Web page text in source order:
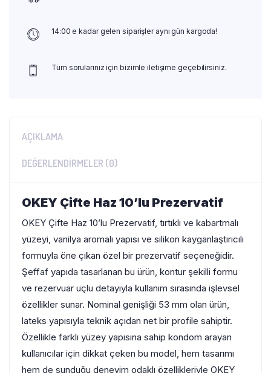
14:00 e kadar gelen siparişler aynı gün kargoda!
Tüm sorularınız için bizimle iletişime geçebilirsiniz.
AÇIKLAMA
DEĞERLENDIRMELER (0)
OKEY Çifte Haz 10’lu Prezervatif
OKEY Çifte Haz 10’lu Prezervatif, tırtıklı ve kabartmalı
yüzeyi, vanilya aromalı yapısı ve silikon kayganlaştırıcılı
formuyla öne çıkan özel bir prezervatif seçeneğidir.
Şeffaf yapıda tasarlanan bu ürün, kontur şekilli formu
ve rezervuar uçlu detayıyla kullanım sırasında işlevsel
özellikler sunar. Nominal genişliği 53 mm olan ürün,
lateks yapısıyla teknik açıdan net bir profile sahiptir.
Özellikle farklı yüzey yapısına sahip kondom arayan
kullanıcılar için dikkat çeken bu model, hem tasarımı
hem de sunduğu deneyim odaklı özellikleriyle OKEY